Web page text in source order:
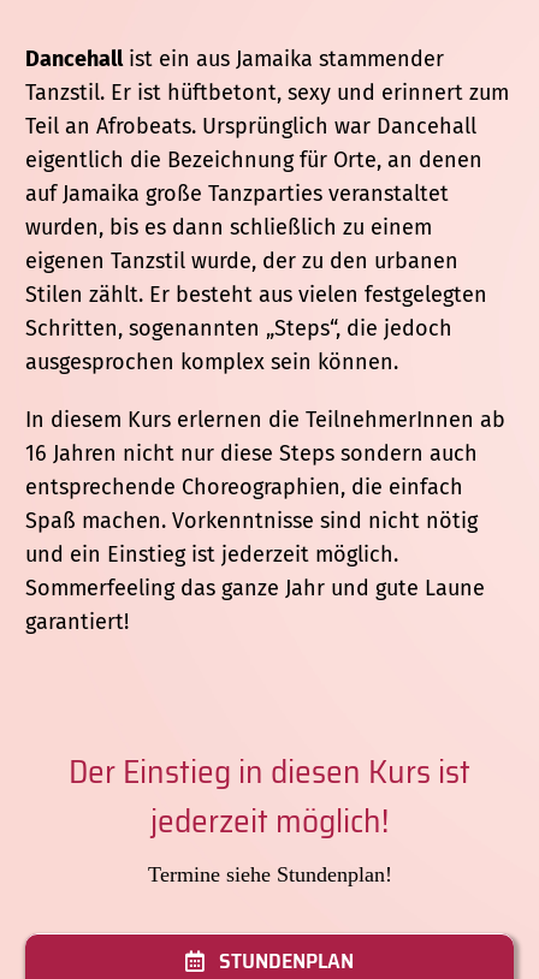
Dancehallist ein aus Jamaika stammender
Tanzstil. Er ist hüftbetont, sexy und erinnert zum
Teil an Afrobeats. Ursprünglich war Dancehall
eigentlich die Bezeichnung für Orte, an denen
auf Jamaika große Tanzparties veranstaltet
wurden, bis es dann schließlich zu einem
eigenen Tanzstil wurde, der zu den urbanen
Stilen zählt. Er besteht aus vielen festgelegten
Schritten, sogenannten „Steps“, die jedoch
ausgesprochen komplex sein können.
In diesem Kurs erlernen die TeilnehmerInnen ab
16 Jahren nicht nur diese Steps sondern auch
entsprechende Choreographien, die einfach
Spaß machen. Vorkenntnisse sind nicht nötig
und ein Einstieg ist jederzeit möglich.
Sommerfeeling das ganze Jahr und gute Laune
garantiert!
Der Einstieg in diesen Kurs ist
jederzeit möglich!
Termine siehe Stundenplan!
STUNDENPLAN